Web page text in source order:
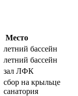
Место
летний бассейн
летний бассейн
зал ЛФК
сбор на крыльце
санатория